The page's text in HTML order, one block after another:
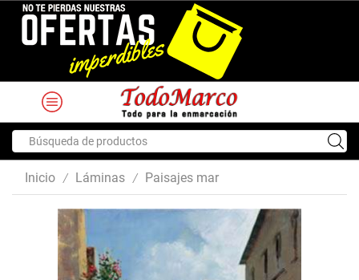
input
Inicio / Láminas / Paisajes mar